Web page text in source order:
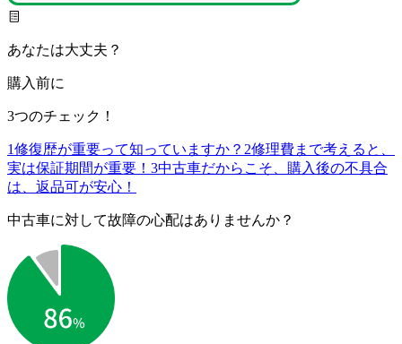
あなたは大丈夫？
購入前に
3つのチェック！
1修復歴が重要って知っていますか？ 2修理費まで考えると、
実は保証期間が重要！ 3中古車だからこそ、購入後の不具合
は、返品可が安心！
中古車に対して故障の心配はありませんか？